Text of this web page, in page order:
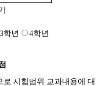
3학년 4학년
로 시험범위 교과내용에 대